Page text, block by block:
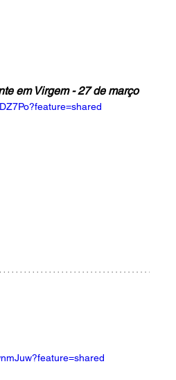
em Virgem - 27 de março